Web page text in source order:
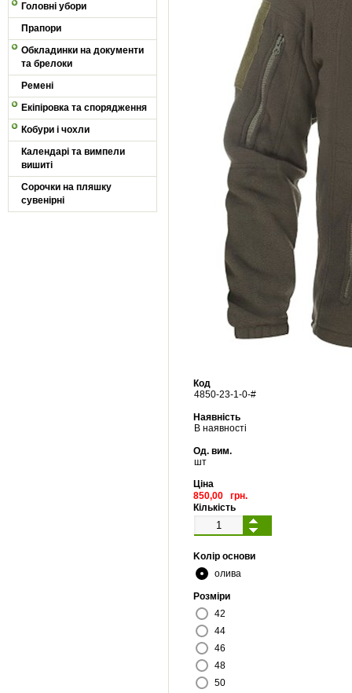
Головні убори
Прапори
Обкладинки на документи
та брелоки
Ремені
Екіпіровка та спорядження
Кобури і чохли
Календарі та вимпели
вишиті
Сорочки на пляшку
сувенірні
Код
4850-23-1-0-#
Наявність
В наявності
Од. вим.
шт
Ціна
850,00 грн.
Кількість
Kолір основи
олива
Pозміри
42
44
46
48
50